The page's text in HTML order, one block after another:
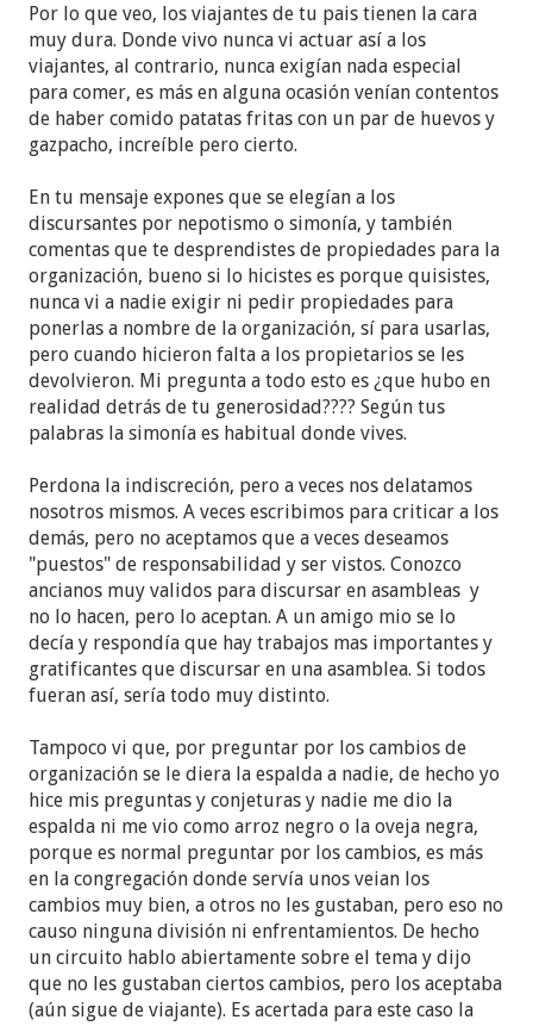
al viajante porque te ganabas no discursar o
atender plataforma, limpieza o equipo y acarreo.
Me causaba indignación el escuchar que los
viajantes solicitaban a la congregación, lunes
paella, martes lasagna, miércoles camarones al
sábado pechugas de angel y domingo la reunión
tenía que ser a las 9am pues debía haber una
reunión de esparcimiento en su honor.El promedio
del salario diario en 2015 era de dos dólares y
apenas les alcanzaba para comer y vestirse y
exigían de más los viajantes, les decía que Pablo
hacía tiendas de campaña y se molestaban, y
todavía tenías que dar dinero para gastos menores
y gasolina.
ultramar, y ahí llegaba la literatura directo de
texcoco México, después done otra casa totalmente
remodelada y adaptada para el beneficio de tres
congregaciones, todo sin estipendio alguno y a
pesar del esfuerzo que hacia para desprenderme
de propiedades, nunca era suficiente para la
organización.
Les decía que el espíritu santo de Dios no se
tantos entendimientos, porque desaparecer un día
de reunión a la semana, porque quitar un día de
asamblea, porque destruir libros etc. Y se
indignan, me veían como el arroz negro.
Me quedé sin familia sin amigos, sin propiedades,
sin empleo, como si fuera un pañal desechable que
cuando te dan uso, ya no sirves más.
Después gracias al ministerio de cultura de España,
Por lo que veo, los viajantes de tu pais tienen la cara
muy dura. Donde vivo nunca vi actuar así a los
viajantes, al contrario, nunca exigían nada especial
para comer, es más en alguna ocasión venían contentos
de haber comido patatas fritas con un par de huevos y
gazpacho, increíble pero cierto.
En tu mensaje expones que se elegían a los
discursantes por nepotismo o simonía, y también
comentas que te desprendistes de propiedades para la
organización, bueno si lo hicistes es porque quisistes,
nunca vi a nadie exigir ni pedir propiedades para
ponerlas a nombre de la organización, sí para usarlas,
pero cuando hicieron falta a los propietarios se les
devolvieron. Mi pregunta a todo esto es ¿que hubo en
realidad detrás de tu generosidad???? Según tus
palabras la simonía es habitual donde vives.
Perdona la indiscreción, pero a veces nos delatamos
nosotros mismos. A veces escribimos para criticar a los
demás, pero no aceptamos que a veces deseamos
"puestos" de responsabilidad y ser vistos. Conozco
ancianos muy validos para discursar en asambleas y
no lo hacen, pero lo aceptan. A un amigo mio se lo
decía y respondía que hay trabajos mas importantes y
gratificantes que discursar en una asamblea. Si todos
fueran así, sería todo muy distinto.
Tampoco vi que, por preguntar por los cambios de
organización se le diera la espalda a nadie, de hecho yo
hice mis preguntas y conjeturas y nadie me dio la
espalda ni me vio como arroz negro o la oveja negra,
porque es normal preguntar por los cambios, es más
en la congregación donde servía unos veian los
cambios muy bien, a otros no les gustaban, pero eso no
causo ninguna división ni enfrentamientos. De hecho
un circuito hablo abiertamente sobre el tema y dijo
que no les gustaban ciertos cambios, pero los aceptaba
(aún sigue de viajante). Es acertada para este caso la